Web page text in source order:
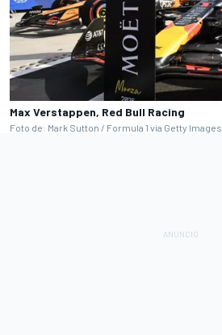
Max Verstappen, Red Bull Racing
Foto de: Mark Sutton / Formula 1 via Getty Images